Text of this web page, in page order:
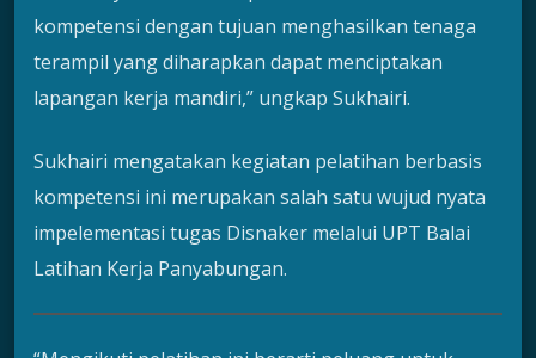
kompetensi dengan tujuan menghasilkan tenaga
terampil yang diharapkan dapat menciptakan
lapangan kerja mandiri,” ungkap Sukhairi.
Sukhairi mengatakan kegiatan pelatihan berbasis
kompetensi ini merupakan salah satu wujud nyata
impelementasi tugas Disnaker melalui UPT Balai
Latihan Kerja Panyabungan.